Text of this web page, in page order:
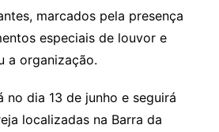
marcados pela presença
especiais de louvor e
a organização.
no dia 13 de junho e seguirá
localizadas na Barra da